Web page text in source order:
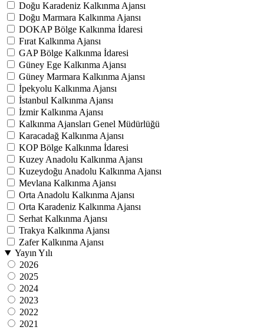
Doğu Karadeniz Kalkınma Ajansı
Doğu Marmara Kalkınma Ajansı
DOKAP Bölge Kalkınma İdaresi
Fırat Kalkınma Ajansı
GAP Bölge Kalkınma İdaresi
Güney Ege Kalkınma Ajansı
Güney Marmara Kalkınma Ajansı
İpekyolu Kalkınma Ajansı
İstanbul Kalkınma Ajansı
İzmir Kalkınma Ajansı
Kalkınma Ajansları Genel Müdürlüğü
Karacadağ Kalkınma Ajansı
KOP Bölge Kalkınma İdaresi
Kuzey Anadolu Kalkınma Ajansı
Kuzeydoğu Anadolu Kalkınma Ajansı
Mevlana Kalkınma Ajansı
Orta Anadolu Kalkınma Ajansı
Orta Karadeniz Kalkınma Ajansı
Serhat Kalkınma Ajansı
Trakya Kalkınma Ajansı
Zafer Kalkınma Ajansı
Yayın Yılı
2026
2025
2024
2023
2022
2021